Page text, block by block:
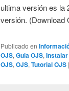
ultima versión es la
versión.
Publicado en
OJS,Guia OJS,
OJS,OJS,Tutorial OJS